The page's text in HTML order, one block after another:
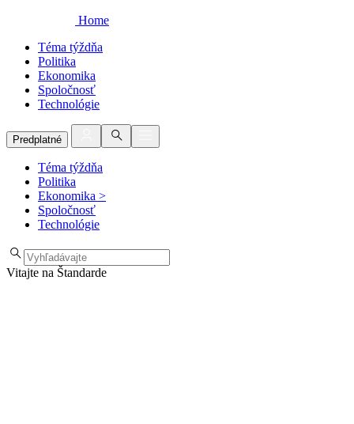
Home
Téma týždňa
Politika
Ekonomika
Spoločnosť
Technológie
Predplatné
Téma týždňa
Politika
Ekonomika >
Spoločnosť
Technológie
Vitajte na Štandarde